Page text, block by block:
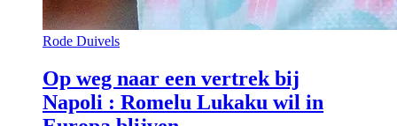
Rode Duivels
Op weg naar een vertrek bij
Napoli : Romelu Lukaku wil in